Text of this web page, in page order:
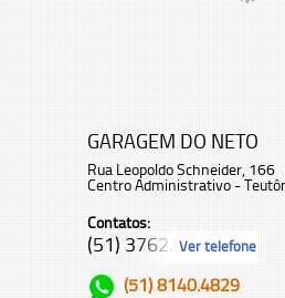
GARAGEM DO NETO
Rua Leopoldo Schneider, 166
Centro Administrativo -
Contatos:
(51) 3762.8...Ver telefone
(51) 8140.4829